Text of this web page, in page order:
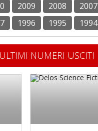
2009 2008 2007
1996 1995 1994
NUMERI USCITI